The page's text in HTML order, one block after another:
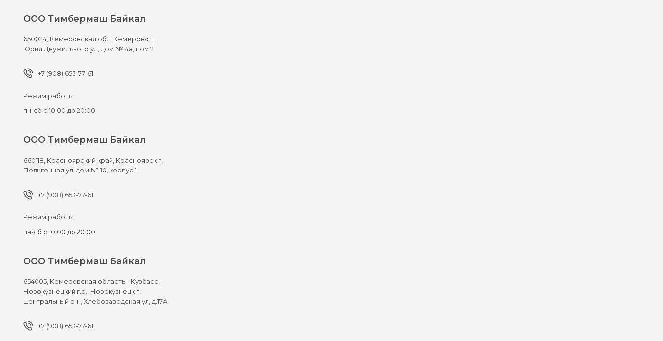
ООО Тимбермаш Байкал
650024, Кемеровская обл, Кемерово г,
Юрия Двужильного ул, дом № 4а, пом.2
+7 (908) 653-77-61
Режим работы:
пн-сб с 10:00 до 20:00
ООО Тимбермаш Байкал
660118, Красноярский край, Красноярск г,
Полигонная ул, дом № 10, корпус 1
+7 (908) 653-77-61
Режим работы:
пн-сб с 10:00 до 20:00
ООО Тимбермаш Байкал
654005, Кемеровская область - Кузбасс,
Новокузнецкий г.о., Новокузнецк г,
Центральный р-н, Хлебозаводская ул, д.17А
+7 (908) 653-77-61